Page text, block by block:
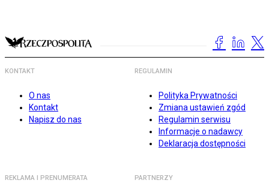
KONTAKT
O nas
Kontakt
Napisz do nas
REGULAMIN
Polityka Prywatności
Zmiana ustawień zgód
Regulamin serwisu
Informacje o nadawcy
Deklaracja dostępności
REKLAMA I PRENUMERATA PARTNERZY